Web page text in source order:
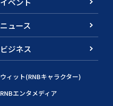
ニュース
ビジネス
ウィット(RNBキャラクター)
RNBエンタメディア